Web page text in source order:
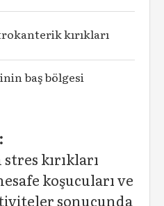
kırıkları
baş bölgesi
kırıkları
koşucuları ve
sonucunda